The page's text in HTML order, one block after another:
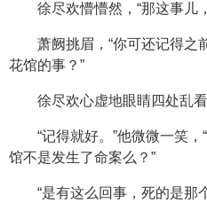
徐尽欢懵懵然，“那这事儿
萧阙挑眉，“你可还记得之
花馆的事？”
徐尽欢心虚地眼睛四处乱
“记得就好。”他微微一笑
馆不是发生了命案么？”
“是有这么回事，死的是那